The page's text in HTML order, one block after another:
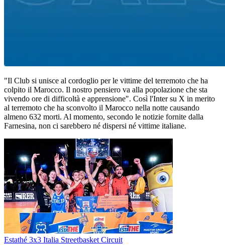
"Il Club si unisce al cordoglio per le vittime del terremoto che ha
colpito il Marocco. Il nostro pensiero va alla popolazione che sta
vivendo ore di difficoltà e apprensione". Così l'Inter su X in merito
al terremoto che ha sconvolto il Marocco nella notte causando
almeno 632 morti. Al momento, secondo le notizie fornite dalla
Farnesina, non ci sarebbero né dispersi né vittime italiane.
Estathé 3x3 Italia Streetbasket Circuit